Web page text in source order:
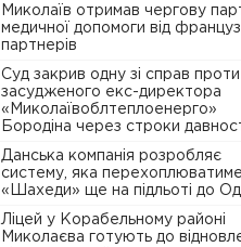
Миколаїв отримав чергову
медичної допомоги від
партнерів
Суд закрив одну зі справ проти
засудженого екс-директора
«Миколаївоблтеплоенерго»
Бородіна через строки
Данська компанія розробляє
систему, яка перехоплюватиме
«Шахеди» ще на підльоті до
Ліцей у Корабельному районі
Миколаєва готують до